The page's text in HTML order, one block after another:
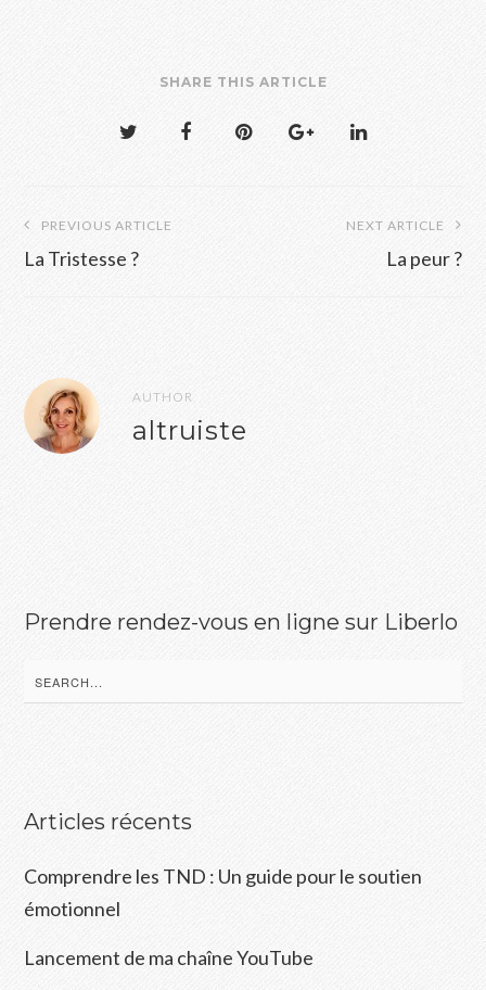
SHARE THIS ARTICLE
de
PREVIOUS ARTICLE
La Tristesse ?
NEXT ARTICLE
La peur ?
AUTHOR
altruiste
Prendre rendez-vous en ligne sur Liberlo
Search
for:
Articles récents
Comprendre les TND : Un guide pour le soutien
émotionnel
Lancement de ma chaîne YouTube